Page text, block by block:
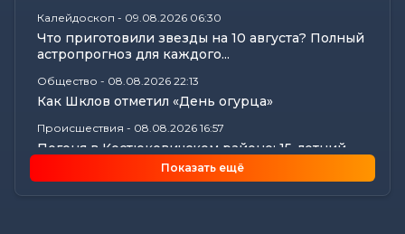
Калейдоскоп - 09.08.2026 06:30
Что приготовили звезды на 10 августа? Полный
астропрогноз для каждого...
Общество - 08.08.2026 22:13
Как Шклов отметил «День огурца»
Происшествия - 08.08.2026 16:57
Погоня в Костюковичском районе: 15-летний
мотоциклист пытался...Показать ещё